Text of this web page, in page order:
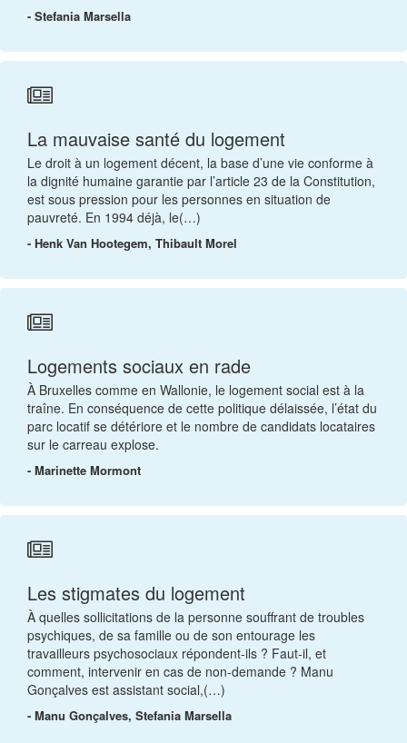
- Stefania Marsella
La mauvaise santé du logement
Le droit à un logement décent, la base d’une vie conforme à
la dignité humaine garantie par l’article 23 de la Constitution,
est sous pression pour les personnes en situation de
pauvreté. En 1994 déjà, le(…)
- Henk Van Hootegem, Thibault Morel
Logements sociaux en rade
À Bruxelles comme en Wallonie, le logement social est à la
traîne. En conséquence de cette politique délaissée, l’état du
parc locatif se détériore et le nombre de candidats locataires
sur le carreau explose.
- Marinette Mormont
Les stigmates du logement
À quelles sollicitations de la personne souffrant de troubles
psychiques, de sa famille ou de son entourage les
travailleurs psychosociaux répondent-ils ? Faut-il, et
comment, intervenir en cas de non-demande ? Manu
Gonçalves est assistant social,(…)
- Manu Gonçalves, Stefania Marsella